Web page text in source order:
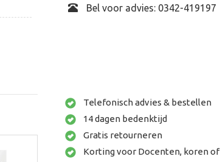
Bel voor advies: 0342-419197
Telefonisch advies & bestellen
14 dagen bedenktijd
Gratis retourneren
Korting voor Docenten, koren of